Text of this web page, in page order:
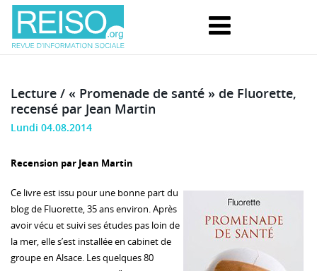
Lecture / « Promenade de santé » de Fluorette,
recensé par Jean Martin
Lundi 04.08.2014
Recension par Jean Martin
Ce livre est issu pour une bonne part du
blog de Fluorette, 35 ans environ. Après
avoir vécu et suivi ses études pas loin de
la mer, elle s’est installée en cabinet de
groupe en Alsace. Les quelques 80